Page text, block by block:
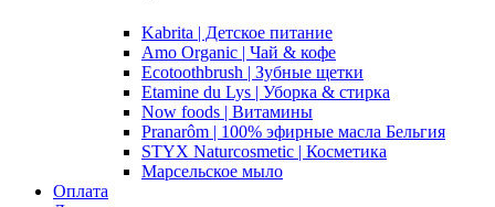
Kabrita | Детское питание
Amo Organic | Чай & кофе
Ecotoothbrush | Зубные щетки
Etamine du Lys | Уборка & стирка
Now foods | Витамины
Pranarôm | 100% эфирные масла Бельгия
STYX Naturcosmetic | Косметика
Марсельское мыло
Оплата